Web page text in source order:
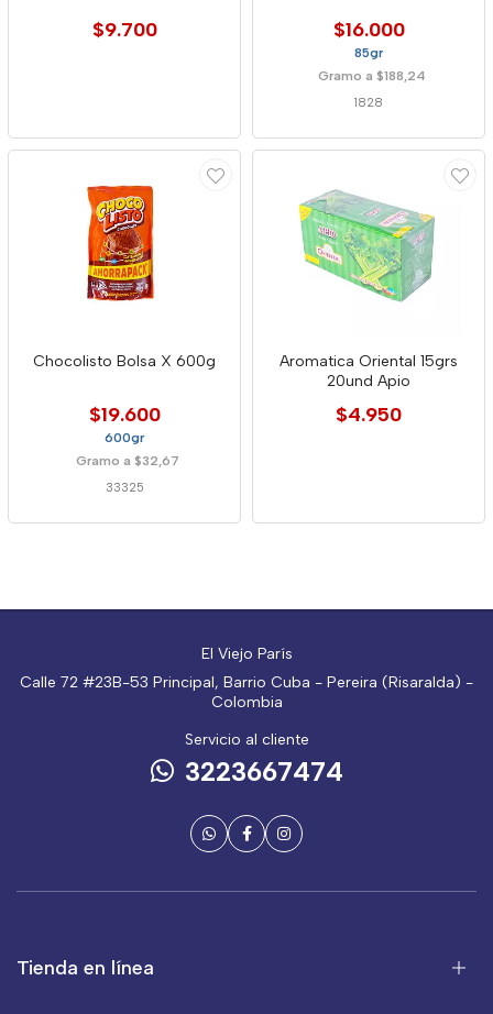
$9.700 $16.000
85gr
Gramo a $188,24
1828
Chocolisto Bolsa X 600g
$19.600
600gr
Gramo a $32,67
33325
Aromatica Oriental 15grs
20und Apio
$4.950
El Viejo París
Calle 72 #23B-53 Principal, Barrio Cuba - Pereira (Risaralda) -
Colombia
Servicio al cliente
3223667474
Tienda en línea